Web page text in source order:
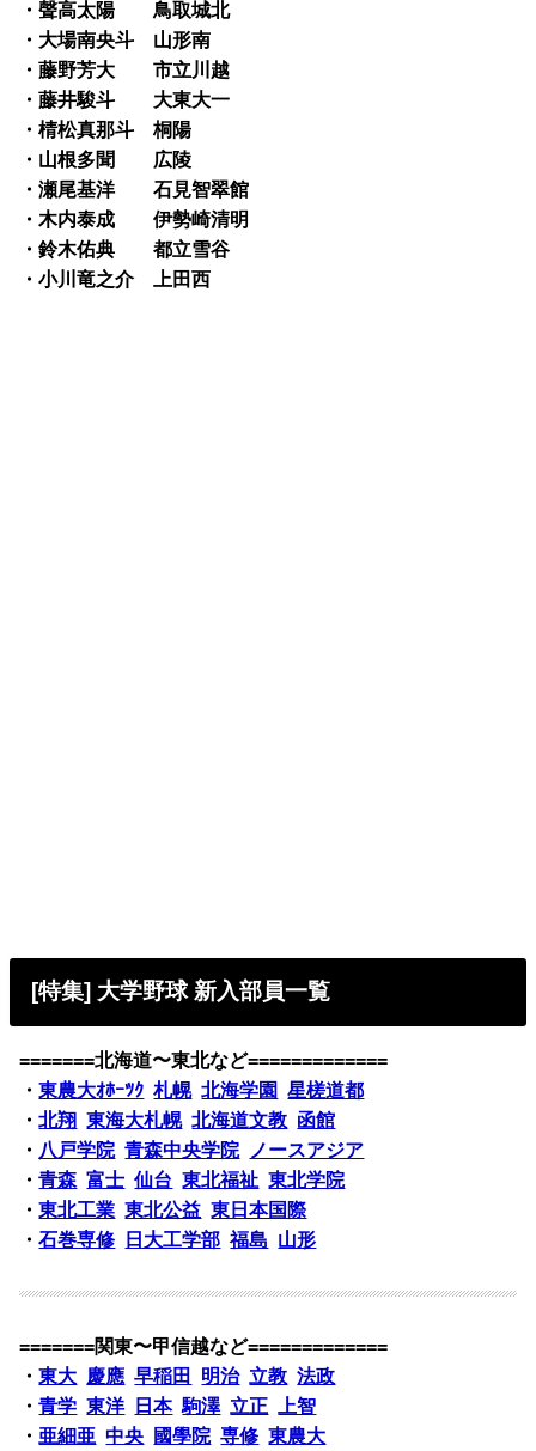
・聲高太陽 鳥取城北
・大場南央斗 山形南
・藤野芳大 市立川越
・藤井駿斗 大東大一
・棈松真那斗 桐陽
・山根多聞 広陵
・瀬尾基洋 石見智翠館
・木内泰成 伊勢崎清明
・鈴木佑典 都立雪谷
・小川竜之介 上田西
[特集] 大学野球 新入部員一覧
=======北海道〜東北など=============
・東農大ｵﾎｰﾂｸ 札幌 北海学園
星槎道都
・北翔 東海大札幌 北海道文教 函館
・ 八戸学院 青森中央学院
ノースアジア
・青森 富士 仙台 東北福祉 東北学院
・東北工業 東北公益 東日本国際
・石巻専修 日大工学部 福島 山形
=======関東〜甲信越など=============
・東大 慶應 早稲田 明治 立教 法政
・青学 東洋 日本 駒澤 立正 上智
・亜細亜 中央 國學院 専修 東農大